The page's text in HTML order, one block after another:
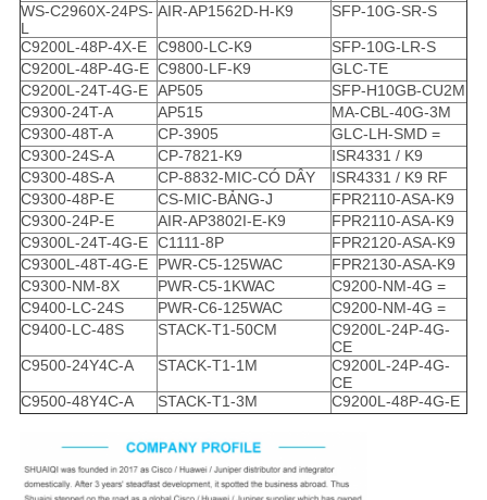
WS-C2960X-24PS-
L
AIR-AP1562D-H-K9 SFP-10G-SR-S
C9200L-48P-4X-E C9800-LC-K9
SFP-10G-LR-S
C9200L-48P-4G-E C9800-LF-K9
GLC-TE
C9200L-24T-4G-E AP505
SFP-H10GB-CU2M
C9300-24T-A
AP515
MA-CBL-40G-3M
C9300-48T-A
CP-3905
GLC-LH-SMD =
C9300-24S-A
CP-7821-K9
ISR4331 / K9
C9300-48S-A
CP-8832-MIC-CÓ DÂY
ISR4331 / K9 RF
C9300-48P-E
CS-MIC-BẢNG-J
FPR2110-ASA-K9
C9300-24P-E
AIR-AP3802I-E-K9
FPR2110-ASA-K9
C9300L-24T-4G-E C1111-8P
FPR2120-ASA-K9
C9300L-48T-4G-E
PWR-C5-125WAC
FPR2130-ASA-K9
C9300-NM-8X
PWR-C5-1KWAC
C9200-NM-4G =
C9400-LC-24S
PWR-C6-125WAC
C9200-NM-4G =
C9400-LC-48S
STACK-T1-50CM
C9200L-24P-4G-
CE
C9500-24Y4C-A
STACK-T1-1M
C9200L-24P-4G-
CE
C9500-48Y4C-A
STACK-T1-3M C9200L-48P-4G-E